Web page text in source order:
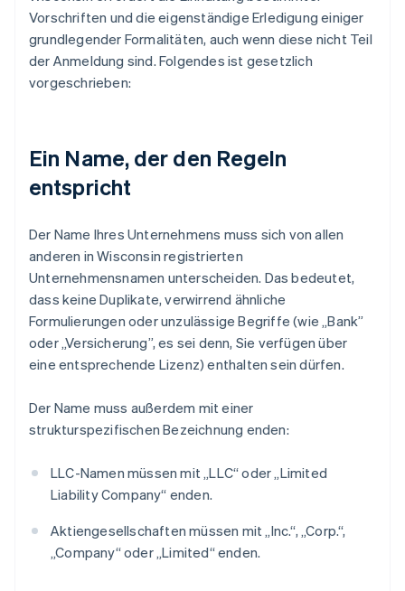
Vorschriften und die eigenständige Erledigung einiger
grundlegender Formalitäten, auch wenn diese nicht Teil
der Anmeldung sind. Folgendes ist gesetzlich
vorgeschrieben:
Ein Name, der den Regeln
entspricht
Der Name Ihres Unternehmens muss sich von allen
anderen in Wisconsin registrierten
Unternehmensnamen unterscheiden. Das bedeutet,
dass keine Duplikate, verwirrend ähnliche
Formulierungen oder unzulässige Begriffe (wie „Bank”
oder „Versicherung”, es sei denn, Sie verfügen über
eine entsprechende Lizenz) enthalten sein dürfen.
Der Name muss außerdem mit einer
strukturspezifischen Bezeichnung enden:
LLC-Namen müssen mit „LLC“ oder „Limited
Liability Company“ enden.
Aktiengesellschaften müssen mit „Inc.“, „Corp.“,
„Company“ oder „Limited“ enden.